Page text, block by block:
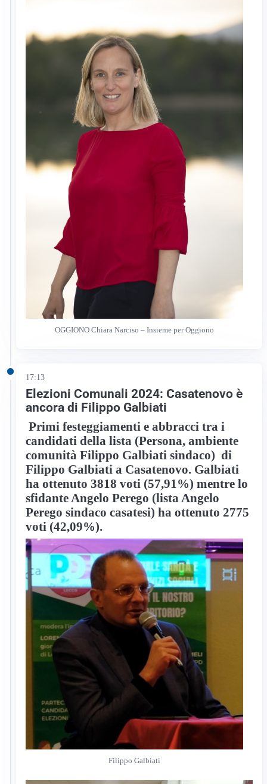
OGGIONO Chiara Narciso – Insieme per Oggiono
17:13
Elezioni Comunali 2024: Casatenovo è
ancora di Filippo Galbiati
Primi festeggiamenti e abbracci tra i
candidati della lista (Persona, ambiente
comunità Filippo Galbiati sindaco) di
Filippo Galbiati a Casatenovo. Galbiati
ha ottenuto 3818 voti (57,91%) mentre lo
sfidante Angelo Perego (lista Angelo
Perego sindaco casatesi) ha ottenuto 2775
voti (42,09%).
Filippo Galbiati